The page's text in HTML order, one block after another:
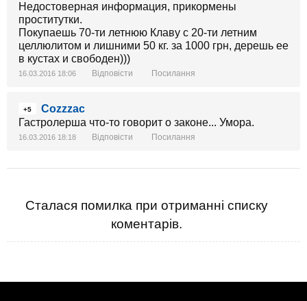
Недостоверная информация, прикормены
проститутки.
Покупаешь 70-ти летнюю Клаву с 20-ти летним
целлюлитом и лишними 50 кг. за 1000 грн, дерешь ее
в кустах и свободен)))
16.03.2016 18:06 Відповісти Посилання
+5
Cozzzac
Гастролерша что-то говорит о законе... Умора.
16.03.2016 18:18 Відповісти Посилання
Сталася помилка при отриманні списку
коментарів.